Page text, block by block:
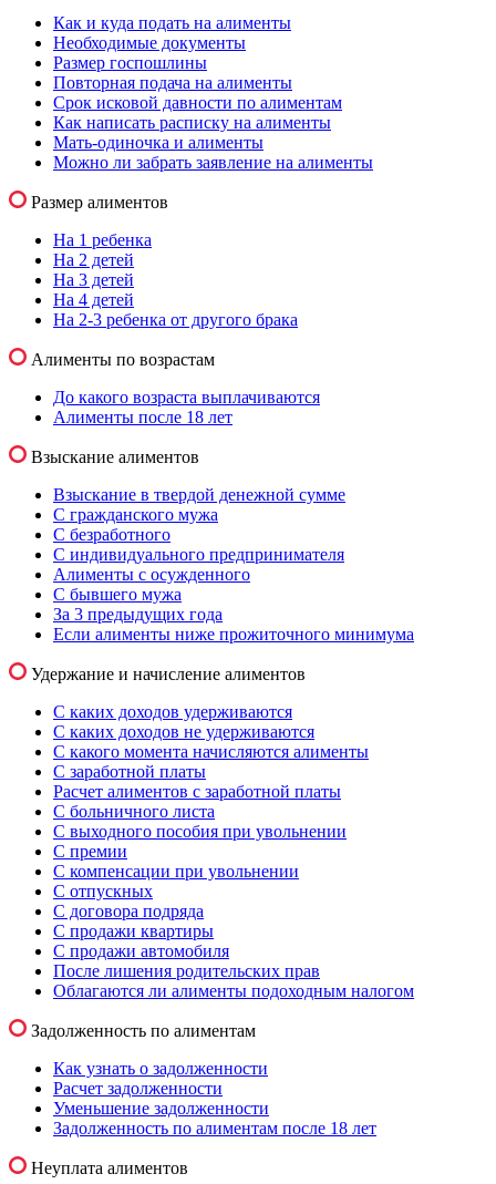
Как и куда подать на алименты
Необходимые документы
Размер госпошлины
Повторная подача на алименты
Срок исковой давности по алиментам
Как написать расписку на алименты
Мать-одиночка и алименты
Можно ли забрать заявление на алименты
Размер алиментов
На 1 ребенка
На 2 детей
На 3 детей
На 4 детей
На 2-3 ребенка от другого брака
Алименты по возрастам
До какого возраста выплачиваются
Алименты после 18 лет
Взыскание алиментов
Взыскание в твердой денежной сумме
С гражданского мужа
С безработного
С индивидуального предпринимателя
Алименты с осужденного
С бывшего мужа
За 3 предыдущих года
Если алименты ниже прожиточного минимума
Удержание и начисление алиментов
С каких доходов удерживаются
С каких доходов не удерживаются
С какого момента начисляются алименты
С заработной платы
Расчет алиментов с заработной платы
С больничного листа
С выходного пособия при увольнении
С премии
С компенсации при увольнении
С отпускных
С договора подряда
С продажи квартиры
С продажи автомобиля
После лишения родительских прав
Облагаются ли алименты подоходным налогом
Задолженность по алиментам
Как узнать о задолженности
Расчет задолженности
Уменьшение задолженности
Задолженность по алиментам после 18 лет
Неуплата алиментов